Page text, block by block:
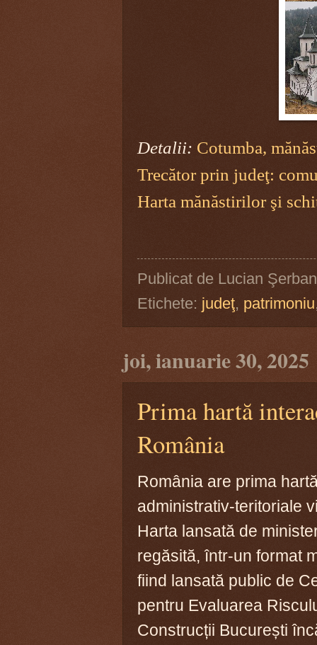
Detalii: Cotumba,
Trecător prin judeţ:
Harta mănăstirilor şi
Publicat de Lucian Şerban
Etichete: judeţ, patrimoniu
joi, ianuarie 30, 2025
Prima hartă
România
România are prima
administrativ-teritoriale
Harta lansată de
regăsită, într-un format
fiind lansată public de
pentru Evaluarea
Construcții București